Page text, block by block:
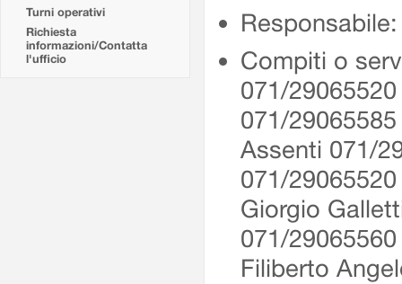
Turni operativi
Richiesta
informazioni/Contatta
l'ufficio
Compiti o
071/
071/
Assenti 071/
071/
Giorgio
071/
Filiberto